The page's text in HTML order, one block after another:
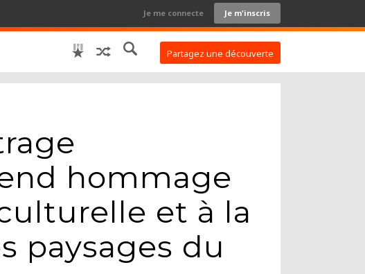
Je me connecte Je m'inscris
Partagez une découverte
hommage
et à la
paysages du